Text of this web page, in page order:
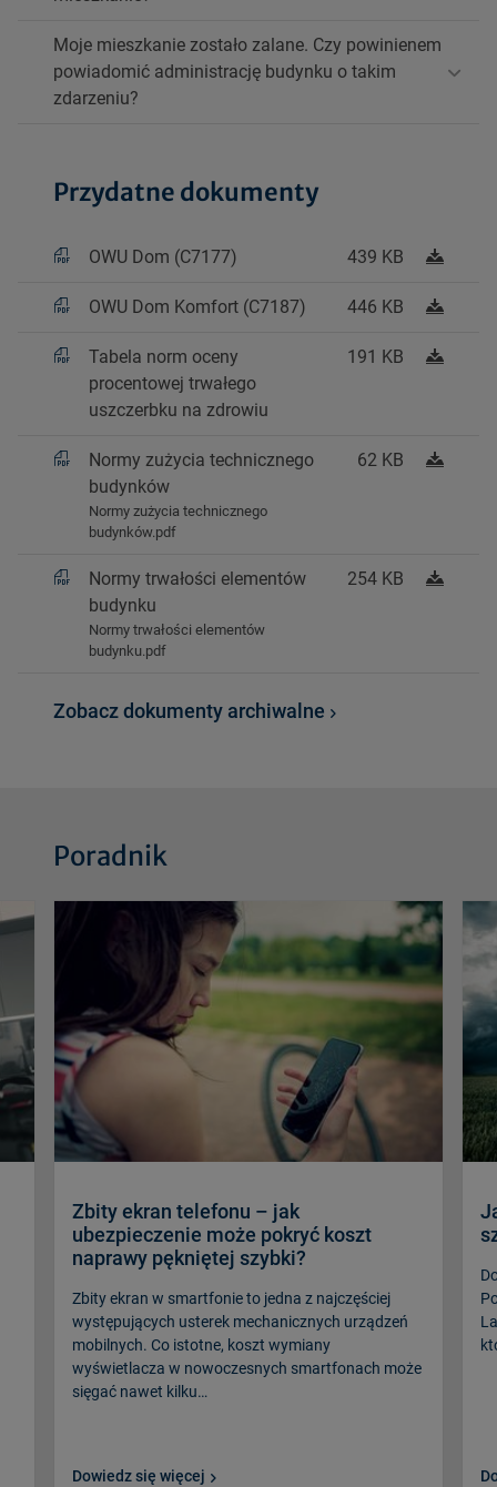
Moje mieszkanie zostało zalane. Czy powinienem
powiadomić administrację budynku o takim
zdarzeniu?
Przydatne dokumenty
OWU Dom (C7177) 439 KB
OWU Dom Komfort (C7187) 446 KB
Tabela norm oceny
procentowej trwałego
uszczerbku na zdrowiu
191 KB
Normy zużycia technicznego
budynków
Normy zużycia technicznego
budynków.pdf
62 KB
Normy trwałości elementów
budynku
Normy trwałości elementów
budynku.pdf
254 KB
Zobacz dokumenty archiwalne
Poradnik
Zbity ekran telefonu – jak
ubezpieczenie może pokryć koszt
naprawy pękniętej szybki?
Zbity ekran w smartfonie to jedna z najczęściej
występujących usterek mechanicznych urządzeń
mobilnych. Co istotne, koszt wymiany
wyświetlacza w nowoczesnych smartfonach może
sięgać nawet kilku…
Dowiedz się więcej